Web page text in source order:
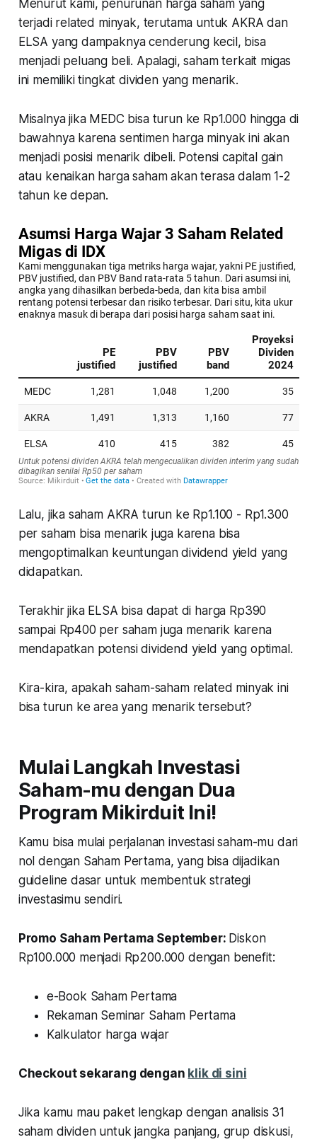
Menurut kami, penurunan harga saham yang
terjadi related minyak, terutama untuk AKRA dan
ELSA yang dampaknya cenderung kecil, bisa
menjadi peluang beli. Apalagi, saham terkait migas
ini memiliki tingkat dividen yang menarik.
Misalnya jika MEDC bisa turun ke Rp1.000 hingga di
bawahnya karena sentimen harga minyak ini akan
menjadi posisi menarik dibeli. Potensi capital gain
atau kenaikan harga saham akan terasa dalam 1-2
tahun ke depan.
Lalu, jika saham AKRA turun ke Rp1.100 - Rp1.300
per saham bisa menarik juga karena bisa
mengoptimalkan keuntungan dividend yield yang
didapatkan.
Terakhir jika ELSA bisa dapat di harga Rp390
sampai Rp400 per saham juga menarik karena
mendapatkan potensi dividend yield yang optimal.
Kira-kira, apakah saham-saham related minyak ini
bisa turun ke area yang menarik tersebut?
Mulai Langkah Investasi
Saham-mu dengan Dua
Program Mikirduit Ini!
Kamu bisa mulai perjalanan investasi saham-mu dari
nol dengan Saham Pertama, yang bisa dijadikan
guideline dasar untuk membentuk strategi
investasimu sendiri.
Promo Saham Pertama September: Diskon
Rp100.000 menjadi Rp200.000 dengan benefit:
e-Book Saham Pertama
Rekaman Seminar Saham Pertama
Kalkulator harga wajar
Checkout sekarang dengan klik di sini
Jika kamu mau paket lengkap dengan analisis 31
saham dividen untuk jangka panjang, grup diskusi,